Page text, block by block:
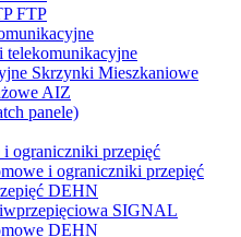
FTP
telekomunikacyjne
Skrzynki Mieszkaniowe
AIZ
panele)
ograniczniki przepięć
i ograniczniki przepięć
DEHN
SIGNAL
DEHN